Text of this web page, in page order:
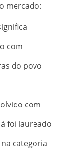
mercado:
com
do povo
com
foi laureado
categoria